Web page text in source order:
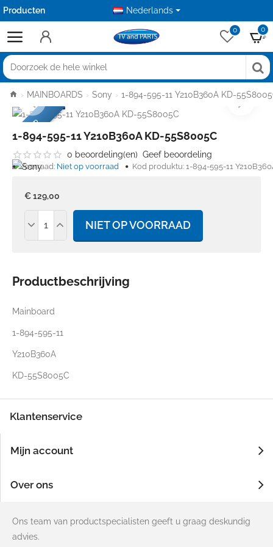
Producten Nederlands
0 0
Doorzoek
winkel
home
MAINBOARDS Sony 1-894-595-11 Y210B360A KD-
USED
1-894-595-11 Y210B360A KD-55S8005C
Voorraad: Niet op voorraad Kod produktu: 1-894-595-11
0 beoordeling(en) Geef beoordeling
€ 129,00
NIET OP VOORRAAD
Productbeschrijving
Mainboard
1-894-595-11
Y210B360A
KD-55S8005C
Klantenservice
Mijn account
Over ons
Ons team van productspecialisten geeft u graag deskundig
advies.